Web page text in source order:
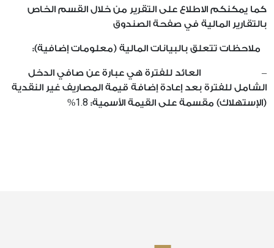
كما يمكنكم الاطلاع على التقرير من خلال القسم الخاص
بالتقارير المالية في صفحة الصندوق
ملاحظات تتعلق بالبيانات المالية (معلومات إضافية):
– العائد للفترة هي عبارة عن صافي الدخل
الشامل للفترة بعد إعادة إضافة قيمة المصاريف غير النقدية
(الإستهلاك) مقسمة على القيمة الأسمية: 1.8
%